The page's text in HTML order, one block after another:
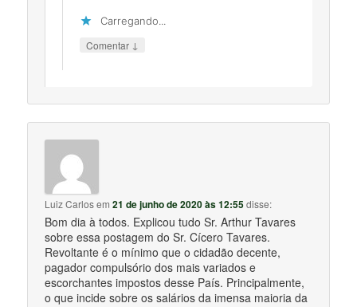
Carregando...
Comentar ↓
Luiz Carlosem21 de junho de 2020 às 12:55disse:
Bom dia à todos. Explicou tudo Sr. Arthur Tavares
sobre essa postagem do Sr. Cícero Tavares.
Revoltante é o mínimo que o cidadão decente,
pagador compulsório dos mais variados e
escorchantes impostos desse País. Principalmente,
o que incide sobre os salários da imensa maioria da